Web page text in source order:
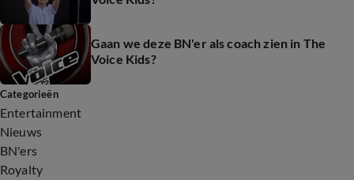
Gaan we deze BN'er als coach zien in The
Voice Kids?
Categorieën
Entertainment
Nieuws
BN'ers
Royalty